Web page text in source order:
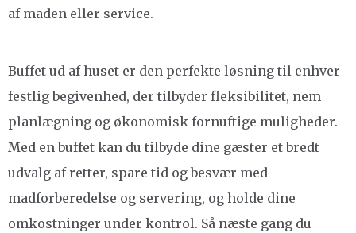
af maden eller service.
Buffet ud af huset er den perfekte løsning til enhver
festlig begivenhed, der tilbyder fleksibilitet, nem
planlægning og økonomisk fornuftige muligheder.
Med en buffet kan du tilbyde dine gæster et bredt
udvalg af retter, spare tid og besvær med
madforberedelse og servering, og holde dine
omkostninger under kontrol. Så næste gang du